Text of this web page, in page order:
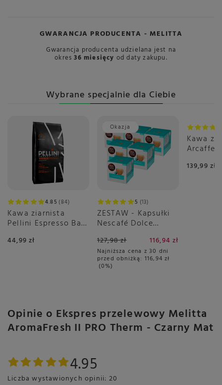
GWARANCJA PRODUCENTA - MELITTA
Gwarancja producenta udzielana jest na
okres36 miesięcy od daty zakupu.
Wybrane specjalnie dla Ciebie
4.85 84
Kawa ziarnista
Pellini Espresso Bar
44,99 zł
Okazja
5 13
ZESTAW - Kapsułki
Nescafé Dolce
6x16 sztuk
127,98 zł 116,94 zł
Najniższa cena z 30 dni
przed obniżką: 116,94 zł
0%
Kawa
Arcaffe
139,99 zł
Opinie o Ekspres przelewowy Melitta
AromaFresh II PRO Therm - Czarny Mat
4.95
Liczba wystawionych opinii: 20